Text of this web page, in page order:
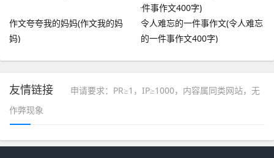
作文夸夸我的妈妈(作文我的妈
妈)
令人难忘的一件事作文(令人难忘
的一件事作文400字)
友情链接
申请要求：PR≥1，IP≥1000，内容属同类网站，无
作弊现象